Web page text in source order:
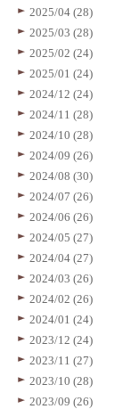
2025/04 (28)
2025/03 (28)
2025/02 (24)
2025/01 (24)
2024/12 (24)
2024/11 (28)
2024/10 (28)
2024/09 (26)
2024/08 (30)
2024/07 (26)
2024/06 (26)
2024/05 (27)
2024/04 (27)
2024/03 (26)
2024/02 (26)
2024/01 (24)
2023/12 (24)
2023/11 (27)
2023/10 (28)
2023/09 (26)